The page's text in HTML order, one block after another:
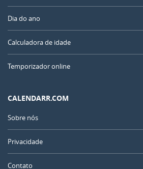
Dia do ano
Calculadora de idade
Temporizador online
CALENDARR.COM
Sobre nós
Privacidade
Contato